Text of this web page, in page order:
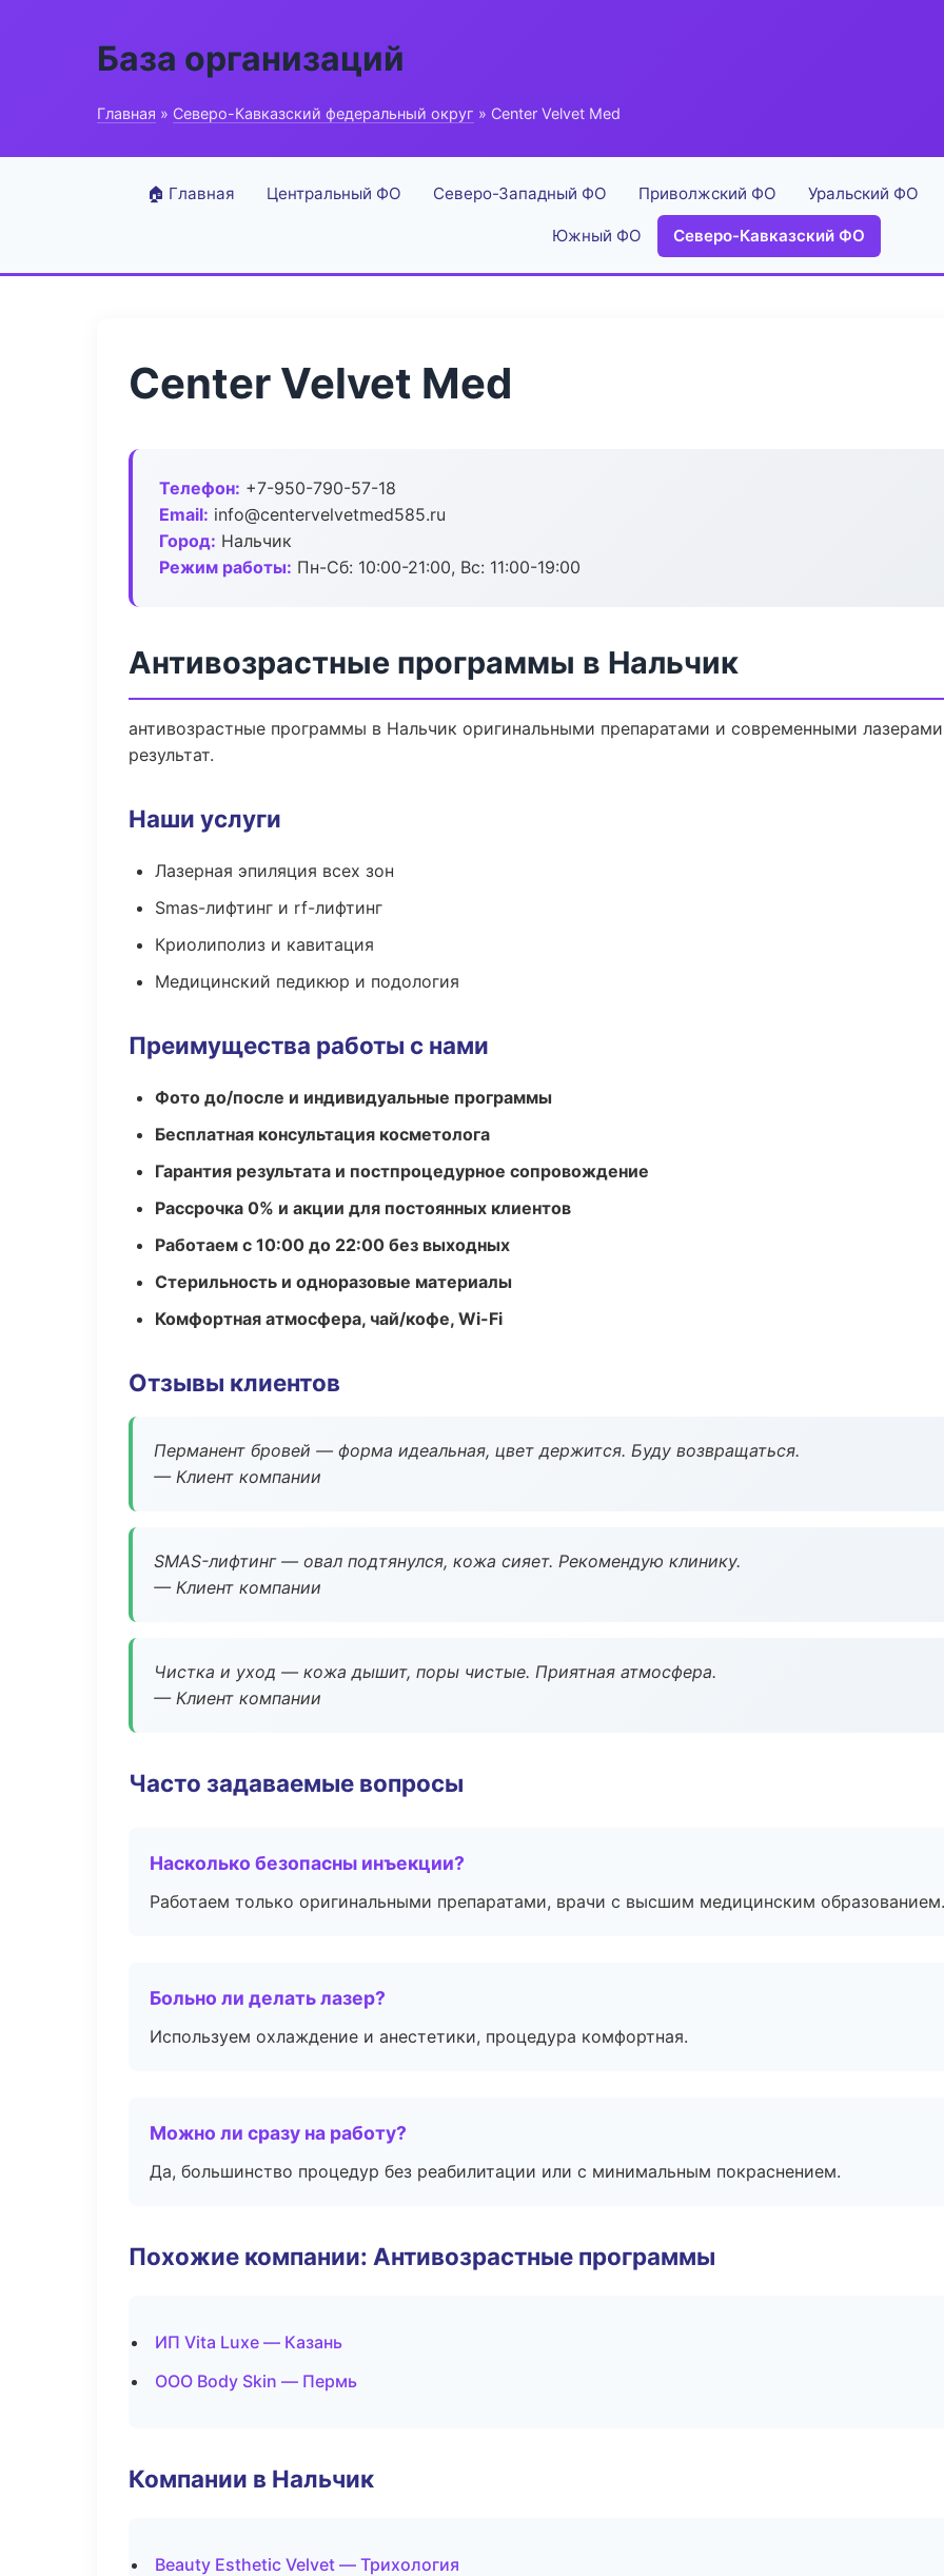
База организаций
Главная » Северо-Кавказский федеральный округ » Center Velvet Med
🏠 Главная Центральный ФО Северо-Западный ФО Приволжский ФО Уральский ФО
Южный ФО Северо-Кавказский ФО
Center Velvet Med
Телефон: +7-950-790-57-18
Email: info@centervelvetmed585.ru
Город: Нальчик
Режим работы: Пн-Сб: 10:00-21:00, Вс: 11:00-19:00
Антивозрастные программы в Нальчик
антивозрастные программы в Нальчик оригинальными препаратами и современными
результат.
Наши услуги
Лазерная эпиляция всех зон
Smas-лифтинг и rf-лифтинг
Криолиполиз и кавитация
Медицинский педикюр и подология
Преимущества работы с нами
Фото до/после и индивидуальные программы
Бесплатная консультация косметолога
Гарантия результата и постпроцедурное сопровождение
Рассрочка 0% и акции для постоянных клиентов
Работаем с 10:00 до 22:00 без выходных
Стерильность и одноразовые материалы
Комфортная атмосфера, чай/кофе, Wi-Fi
Отзывы клиентов
Перманент бровей — форма идеальная, цвет держится. Буду возвращаться.
— Клиент компании
SMAS-лифтинг — овал подтянулся, кожа сияет. Рекомендую клинику.
— Клиент компании
Чистка и уход — кожа дышит, поры чистые. Приятная атмосфера.
— Клиент компании
Часто задаваемые вопросы
Насколько безопасны инъекции?
Работаем только оригинальными препаратами, врачи с высшим медицинским образованием.
Больно ли делать лазер?
Используем охлаждение и анестетики, процедура комфортная.
Можно ли сразу на работу?
Да, большинство процедур без реабилитации или с минимальным покраснением.
Похожие компании: Антивозрастные программы
ИП Vita Luxe — Казань
ООО Body Skin — Пермь
Компании в Нальчик
Beauty Esthetic Velvet — Трихология